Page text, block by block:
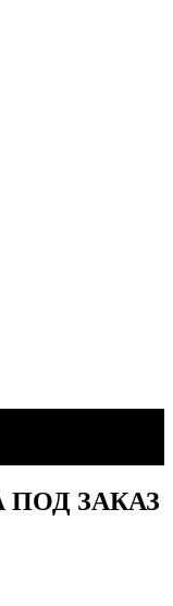
ЗАКАЗ